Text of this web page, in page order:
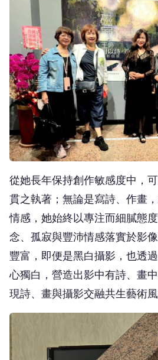
從她長年保持創作敏感度中，
貫之執著；無論是寫詩、作畫
情感，她始終以專注而細膩態
念、孤寂與豐沛情感落實於影
豐富，即便是黑白攝影，也透
心獨白，營造出影中有詩、畫
現詩、畫與攝影交融共生藝術風